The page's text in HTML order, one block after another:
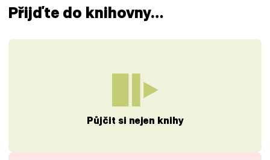
Přijďte do knihovny…
Půjčit si nejen knihy